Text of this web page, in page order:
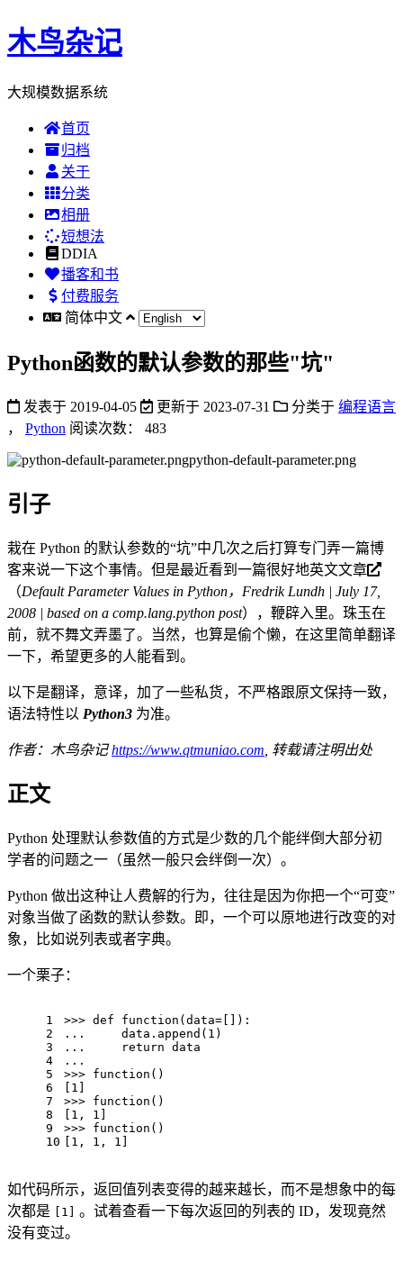
木鸟杂记
大规模数据系统
首页
归档
关于
分类
相册
短想法
DDIA
播客和书
付费服务
简体中文
Python函数的默认参数的那些"坑"
发表于 2019-04-05 更新于 2023-07-31 分类于 编程语言
， Python 阅读次数： 483
python-default-parameter.png
引子
栽在 Python 的默认参数的“坑”中几次之后打算专门弄一篇博
客来说一下这个事情。但是最近看到一篇很好地英文文章
（Default Parameter Values in Python，Fredrik Lundh | July 17,
2008 | based on a comp.lang.python post），鞭辟入里。珠玉在
前，就不舞文弄墨了。当然，也算是偷个懒，在这里简单翻译
一下，希望更多的人能看到。
以下是翻译，意译，加了一些私货，不严格跟原文保持一致，
语法特性以 Python3 为准。
作者：木鸟杂记https://www.qtmuniao.com , 转载请注明出处
正文
Python 处理默认参数值的方式是少数的几个能绊倒大部分初
学者的问题之一（虽然一般只会绊倒一次）。
Python 做出这种让人费解的行为，往往是因为你把一个“可变”
对象当做了函数的默认参数。即，一个可以原地进行改变的对
象，比如说列表或者字典。
一个栗子：
1
2
3
4
5
6
7
8
9
10
>>> def function ( data=[]
):
...
    data.append(
1 )
...
return data
...
>>> function()
1
>>> function()
1 , 1
>>> function()
1 , 1 , 1
如代码所示，返回值列表变得的越来越长，而不是想象中的每
次都是
[1]
。试着查看一下每次返回的列表的 ID，发现竟然
没有变过。